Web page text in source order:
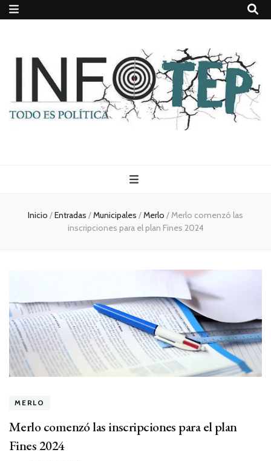
Todo es
(rosca)
política
Inicio /Entradas /Municipales /Merlo /Merlo comenzó las
inscripciones para el plan Fines 2024
MERLO
Merlo comenzó las inscripciones para el plan
Fines 2024